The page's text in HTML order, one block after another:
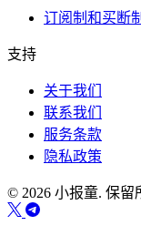
订阅制和买断制
支持
关于我们
联系我们
服务条款
隐私政策
© 2026 小报童. 保留